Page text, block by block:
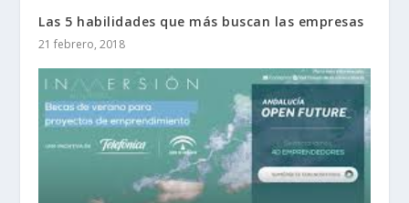
Las 5 habilidades que más buscan las empresas
21 febrero, 2018